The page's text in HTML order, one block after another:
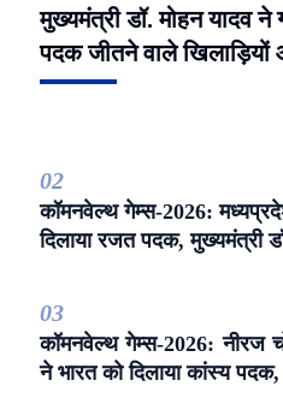
मुख्यमंत्री डॉ. मोहन यादव ने
पदक जीतने वाले खिलाड़ियों
02
कॉमनवेल्थ गेम्स-2026:
दिलाया रजत पदक, मुख्यमंत्री
03
कॉमनवेल्थ गेम्स-2026: नीरज
ने भारत को दिलाया कांस्य